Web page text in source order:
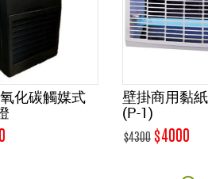
壁掛商用黏紙式捕蟲器
(P-1)
$4300
捕
$80